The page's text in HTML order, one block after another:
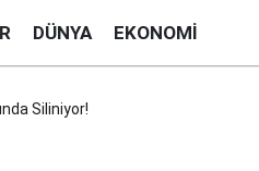
DÜNYA EKONOMI
Siliniyor!